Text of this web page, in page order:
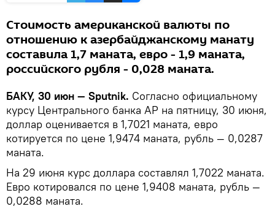
Стоимость американской валюты по
отношению к азербайджанскому манату
составила 1,7 маната, евро - 1,9 маната,
российского рубля - 0,028 маната.
БАКУ, 30 июн — Sputnik. Согласно официальному
курсу Центрального банка АР на пятницу, 30 июня,
доллар оценивается в 1,7021 маната, евро
котируется по цене 1,9474 маната, рубль — 0,0287
маната.
На 29 июня курс доллара составлял 1,7022 маната.
Евро котировался по цене 1,9408 маната, рубль —
0,0288 маната.